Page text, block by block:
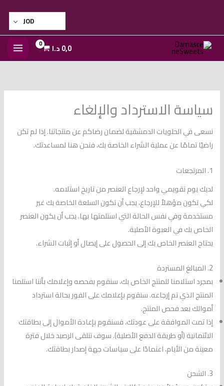
المحتوى
JOD
0,0د.ا
سياسة الاسترداد والإلغاء
نسعى في الحلويات الدمشقية لضمان رضاكم عن منتجاتنا. إذا لم تكن
راضيًا تمامًا عن عملية الشراء الخاصة بك، فنحن هنا لمساعدتك.
1. المرتجعات
لديك يوم تقويمي واحد لإرجاع العنصر من تاريخ استلامه.
لكي تكون مؤهلاً للإرجاع، يجب أن تكون السلعة الخاصة بك غير
مستخدمة وفي نفس الحالة التي استلمتها بها. يجب أن يكون العنصر
الخاص بك في العبوة الأصلية.
يحتاج العنصر الخاص بك إلى الحصول على إيصال أو إثبات الشراء.
2. المبالغ المستردة
بمجرد استلامنا للمنتج الخاص بك، سنقوم بفحصه وإعلامك بأننا استلمنا
المنتج الذي تم إرجاعه. سنقوم بإعلامك على الفور بحالة استرداد
أموالك بعد فحص المنتج.
إذا تمت الموافقة على عودتك، فسنقوم بإعادة الأموال إلى بطاقتك
الائتمانية (أو طريقة الدفع الأصلية). سوف تتلقى الرصيد خلال فترة
معينة من الأيام، اعتمادًا على سياسات جهة إصدار بطاقتك.
3. الشحن